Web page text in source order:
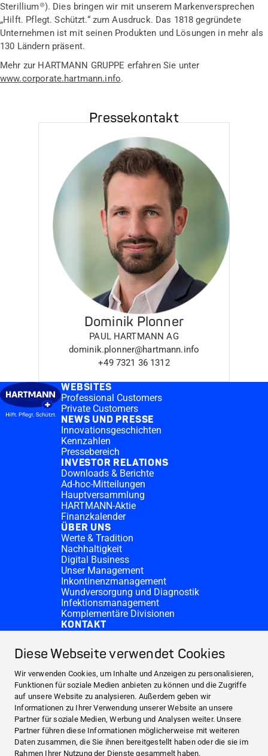
Diese Webseite verwendet Cookies
Wir verwenden Cookies, um Inhalte und Anzeigen zu personalisieren,
Funktionen für soziale Medien anbieten zu können und die Zugriffe
auf unsere Website zu analysieren. Außerdem geben wir
Informationen zu Ihrer Verwendung unserer Website an unsere
Partner für soziale Medien, Werbung und Analysen weiter. Unsere
Partner führen diese Informationen möglicherweise mit weiteren
Daten zusammen, die Sie ihnen bereitgestellt haben oder die sie im
Rahmen Ihrer Nutzung der Dienste gesammelt haben.
Sterillium®). Dies bringen wir mit unserem Markenversprechen
„Hilft. Pflegt. Schützt.“ zum Ausdruck. Das 1818 gegründete
Unternehmen ist mit seinen Produkten und Lösungen in mehr als
130 Ländern präsent.
Mehr zur HARTMANN GRUPPE erfahren Sie unter
www.corporate.hartmann.info.
Pressekontakt
Dominik Plonner
PAUL HARTMANN AG
dominik.plonner@hartmann.info
+49 7321 36 1312
WEBSITES
Professional Customers
Private Customers
NEWS UND PRESSE
Innovationsgeschichten
Kennzahlen
Pressebereich
INVESTOR RELATIONS
Downloads & Berichte
Ad-hoc-Mitteilungen
Hauptversammlung
HARTMANN-Aktie
Finanzkalender
ÜBER UNS
Werte & Tradition
Nachhaltigkeit
Digital Business
Unser Management
Inkontinenzmanagement
Wundversorgung und Diagnostik
Infektionsmanagement
Komplementäre Divisionen
KONTAKT
Spendenanfragen
HARTMANN-Standorte
WEBSITES
NEWS UND PRESSE
INVESTOR RELATIONS
ÜBER UNS
KONTAKT
Facebook